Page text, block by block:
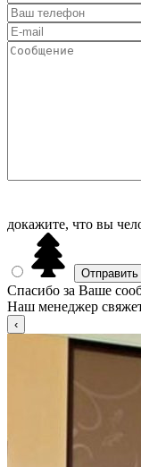
докажите, что вы
Спасибо за Ваше
Наш менеджер